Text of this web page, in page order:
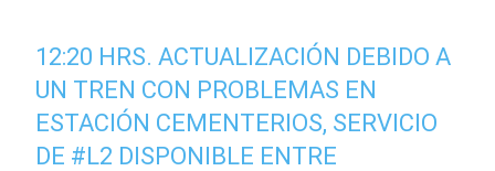
12:20 HRS. ACTUALIZACIÓN DEBIDO A
UN TREN CON PROBLEMAS EN
ESTACIÓN CEMENTERIOS, SERVICIO
DE #L2 DISPONIBLE ENTRE